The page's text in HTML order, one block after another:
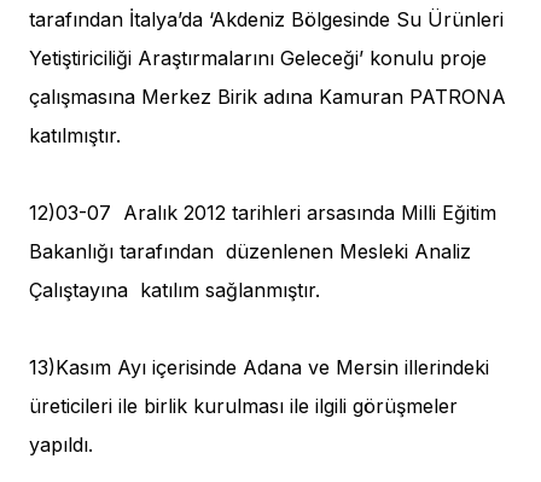
tarafından İtalya’da ‘Akdeniz Bölgesinde Su Ürünleri
Yetiştiriciliği Araştırmalarını Geleceği’ konulu proje
çalışmasına Merkez Birik adına Kamuran PATRONA
katılmıştır.
12)03-07 Aralık 2012 tarihleri arsasında Milli Eğitim
Bakanlığı tarafından düzenlenen Mesleki Analiz
Çalıştayına katılım sağlanmıştır.
13)Kasım Ayı içerisinde Adana ve Mersin illerindeki
üreticileri ile birlik kurulması ile ilgili görüşmeler
yapıldı.